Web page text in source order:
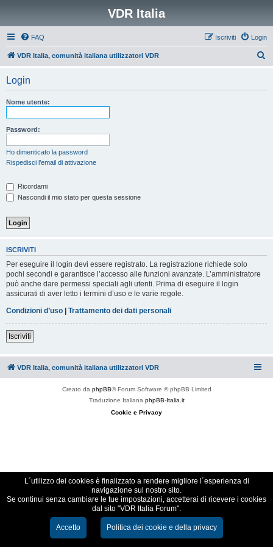
VDR Italia
FAQ Login
Iscriviti
VDR Italia, comunità italiana utilizzatori VDR
Login
Nome utente:
Password:
Ho dimenticato la password
Rispedisci l’email di attivazione
Ricordami
Nascondi il mio stato per questa sessione
ISCRIVITI
Per eseguire il login devi essere registrato. La registrazione richiede solo
pochi secondi e garantisce l’accesso alle funzioni avanzate. L’amministratore
può anche dare permessi speciali agli utenti. Prima di eseguire il login
assicurati di aver letto i termini d’uso e le varie regole.
Condizioni d’uso | Trattamento dei dati personali
Iscriviti
VDR Italia, comunità italiana utilizzatori VDR
Creato da phpBB® Forum Software © phpBB Limited
Traduzione Italiana phpBB-Italia.it
Cookie e Privacy
L´utilizzo dei cookies è finalizzato a rendere migliore l´esperienza di
navigazione sul nostro sito.
Se continui senza cambiare le tue impostazioni, accetterai di ricevere i cookies
dal sito "VDR Italia Forum".
Accetto Politica dei cookie e della privacy